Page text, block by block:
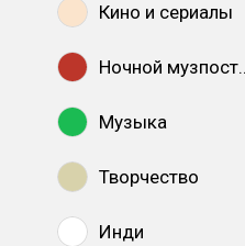
Кино и сериалы
Музыка
Творчество
Инди